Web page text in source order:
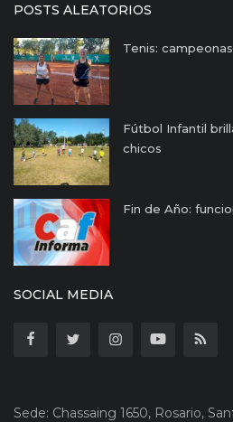
POSTS ALEATORIOS
Tenis:
Fútbol Infantil
chicos
Fin de Año:
SOCIAL MEDIA
Sede: Chassaing 1650, Rosario,